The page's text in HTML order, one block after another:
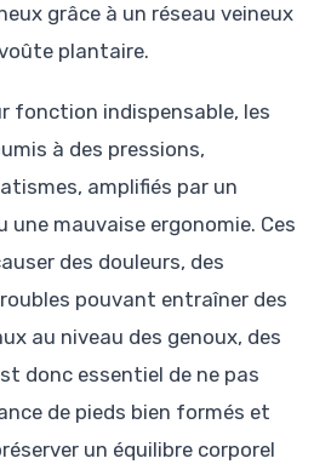
grâce à un réseau veineux
plantaire.
fonction indispensable, les
à des pressions,
amplifiés par un
une mauvaise ergonomie. Ces
des douleurs, des
pouvant entraîner des
au niveau des genoux, des
donc essentiel de ne pas
de pieds bien formés et
un équilibre corporel